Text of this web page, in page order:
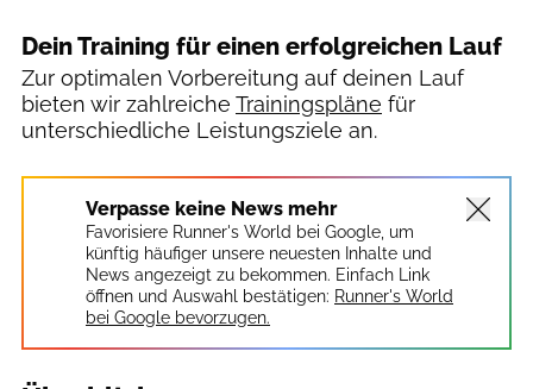
Dein Training für einen erfolgreichen Lauf
Zur optimalen Vorbereitung auf deinen Lauf
bieten wir zahlreiche Trainingspläne für
unterschiedliche Leistungsziele an.
Verpasse keine News mehr
Favorisiere Runner's World bei Google, um
künftig häufiger unsere neuesten Inhalte und
News angezeigt zu bekommen. Einfach Link
öffnen und Auswahl bestätigen: Runner's World
bei Google bevorzugen.